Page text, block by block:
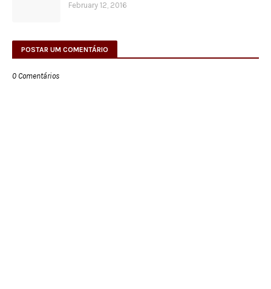
February 12, 2016
POSTAR UM COMENTÁRIO
0 Comentários